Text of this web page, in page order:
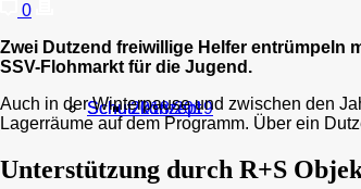
Schutzkonzept
2018/2019
Schutzkonzept
0
Zwei Dutzend freiwillige Helfer entrümpeln
SSV-Flohmarkt für die Jugend.
Auch in der Winterpause und zwischen den
Lagerräume auf dem Programm. Über ein
Unterstützung durch R+S